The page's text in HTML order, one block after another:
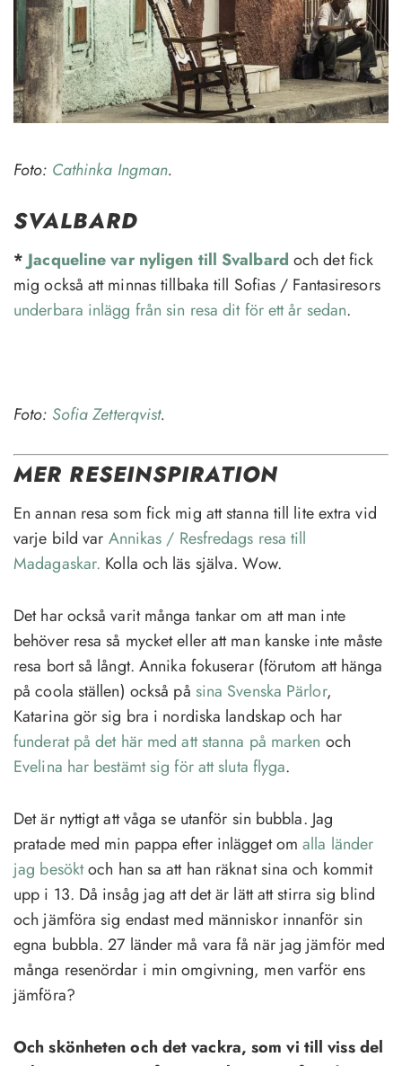
Foto: Cathinka Ingman.
SVALBARD
* Jacqueline var nyligen till Svalbard och det fick
mig också att minnas tillbaka till Sofias / Fantasiresors
underbara inlägg från sin resa dit för ett år sedan.
Foto: Sofia Zetterqvist.
MER RESEINSPIRATION
En annan resa som fick mig att stanna till lite extra vid
varje bild var Annikas / Resfredags resa till
Madagaskar. Kolla och läs själva. Wow.
Det har också varit många tankar om att man inte
behöver resa så mycket eller att man kanske inte måste
resa bort så långt. Annika fokuserar (förutom att hänga
på coola ställen) också på sina Svenska Pärlor,
Katarina gör sig bra i nordiska landskap och har
funderat på det här med att stanna på marken och
Evelina har bestämt sig för att sluta flyga.
Det är nyttigt att våga se utanför sin bubbla. Jag
pratade med min pappa efter inlägget omalla länder
jag besöktoch han sa att han räknat sina och kommit
upp i 13. Då insåg jag att det är lätt att stirra sig blind
och jämföra sig endast med människor innanför sin
egna bubbla. 27 länder må vara få när jag jämför med
många resenördar i min omgivning, men varför ens
jämföra?
Och skönheten och det vackra, som vi till viss del